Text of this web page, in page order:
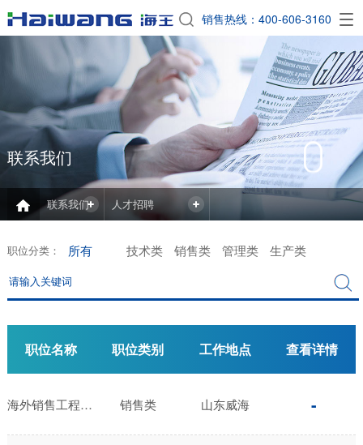
销售热线：400-606-3160
EN 
联系我们
联系我们 人才招聘
职位分类： 所有 技术类 销售类 管理类 生产类
职位名称 职位类别 工作地点 查看详情
海外销售工程师（英语/俄语/西班牙语） 销售类 山东威海